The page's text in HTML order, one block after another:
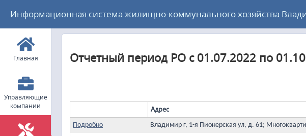
Информационная система жилищно-коммунального хозяйства
Главная
Управляющие
компании
Отчетный период РО с 01.07.2022 по
Адрес
Подробно
Владимир г, 1-я Пионерская ул, д. 61;